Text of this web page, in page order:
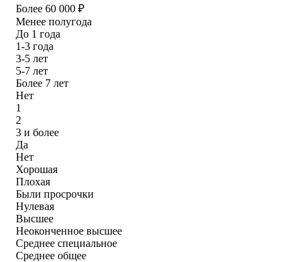
Более 60 000 ₽
Менее полугода
До 1 года
1-3 года
3-5 лет
5-7 лет
Более 7 лет
Нет
1
2
3 и более
Да
Нет
Хорошая
Плохая
Были просрочки
Нулевая
Высшее
Неоконченное высшее
Среднее специальное
Среднее общее